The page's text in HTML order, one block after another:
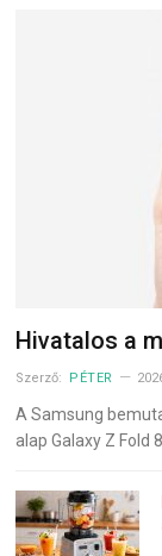
Hivatalos a
Szerző: PÉTER
A Samsung
alap Galaxy Z Fold